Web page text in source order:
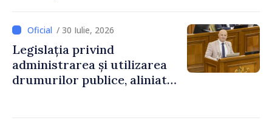
/ 30 Iulie, 2026
Legislația privind
administrarea și utilizarea
drumurilor publice, aliniată